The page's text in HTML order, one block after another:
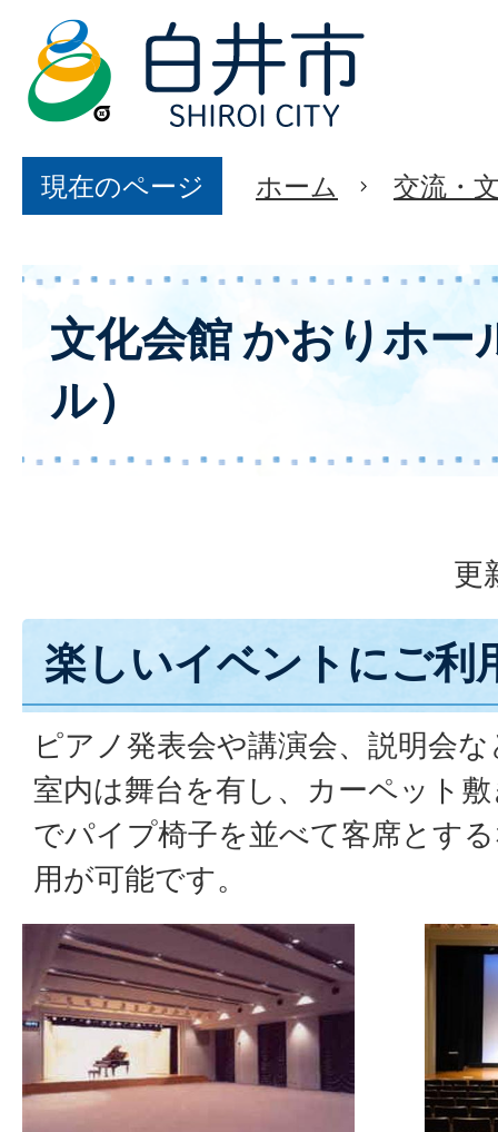
現在のページ ホーム 交流・
文化会館 かおりホー
ル）
更
楽しいイベントにご利
ピアノ発表会や講演会、説明会
室内は舞台を有し、カーペット
でパイプ椅子を並べて客席とす
用が可能です。